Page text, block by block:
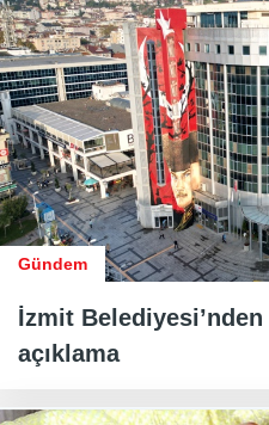
Gündem
İzmit
açıklama